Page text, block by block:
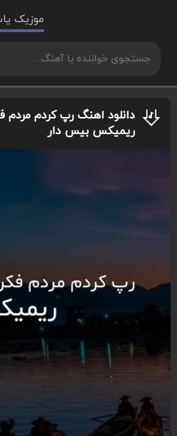
موزیک
دانلود اهنگ رپ کردم
ریمیکس بیس دار